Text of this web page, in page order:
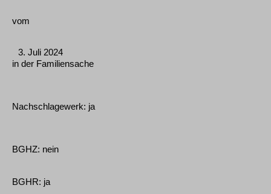
vom
3. Juli 2024
in der Familiensache
Nachschlagewerk: ja
BGHZ: nein
BGHR: ja